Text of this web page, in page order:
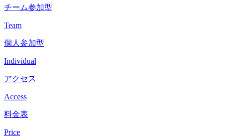
チーム参加型
Team
個人参加型
Individual
アクセス
Access
料金表
Price